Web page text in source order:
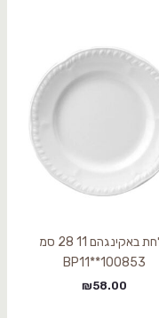
צלחת באקינגהם 11 28 סמ
BP11**100853
₪58.00